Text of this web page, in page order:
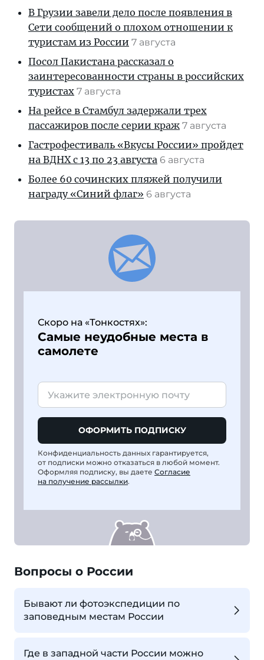
В Грузии завели дело после появления в
Сети сообщений о плохом отношении к
туристам из России 7 августа
Посол Пакистана рассказал о
заинтересованности страны в российских
туристах 7 августа
На рейсе в Стамбул задержали трех
пассажиров после серии краж 7 августа
Гастрофестиваль «Вкусы России» пройдет
на ВДНХ с 13 по 23 августа 6 августа
Более 60 сочинских пляжей получили
награду «Синий флаг» 6 августа
Скоро на «Тонкостях»:
Самые неудобные места в
самолете
ОФОРМИТЬ ПОДПИСКУ
Конфиденциальность данных гарантируется,
от подписки можно отказаться в любой момент.
Оформляя подписку, вы даете Согласие
на получение рассылки.
Вопросы о России
Бывают ли фотоэкспедиции по
заповедным местам России
Где в западной части России можно